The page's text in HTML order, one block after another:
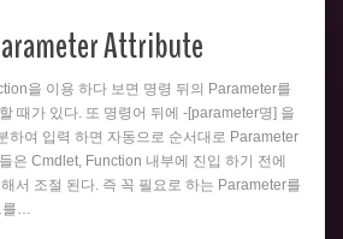
Attribute
을 이용 하다 보면 명령 뒤의 Parameter를
때가 있다. 또 명령어 뒤에 -[parameter명] 을
하여 입력 하면 자동으로 순서대로 Parameter
은 Cmdlet, Function 내부에 진입 하기 전에
서 조절 된다. 즉 꼭 필요로 하는 Parameter를
를…